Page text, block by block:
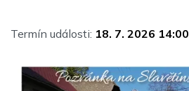
Termín události: 18. 7. 2026 14:00